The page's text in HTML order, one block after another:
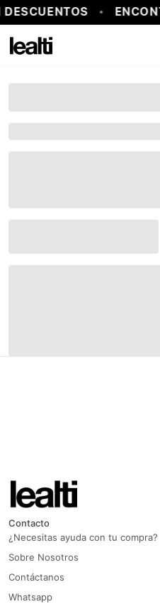
Contacto
¿Necesitas ayuda con tu compra?
Sobre Nosotros
Contáctanos
Whatsapp